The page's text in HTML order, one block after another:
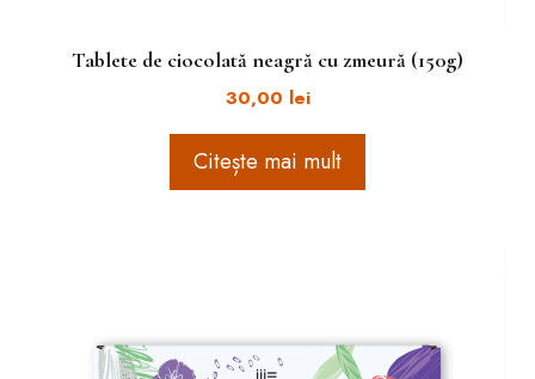
Tablete de ciocolată neagră cu zmeură (150g)
30,00 lei
Citește mai mult